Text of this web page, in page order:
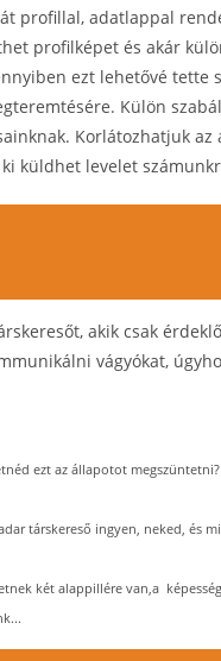
profillal, adatlappal
profilképet és akár
ezt lehetővé
Külön
Korlátozhatjuk
küldhet levelet
akik csak
vágyókat,
ezt az állapotot
társkereső ingyen, neked, és
két alappillére van,a